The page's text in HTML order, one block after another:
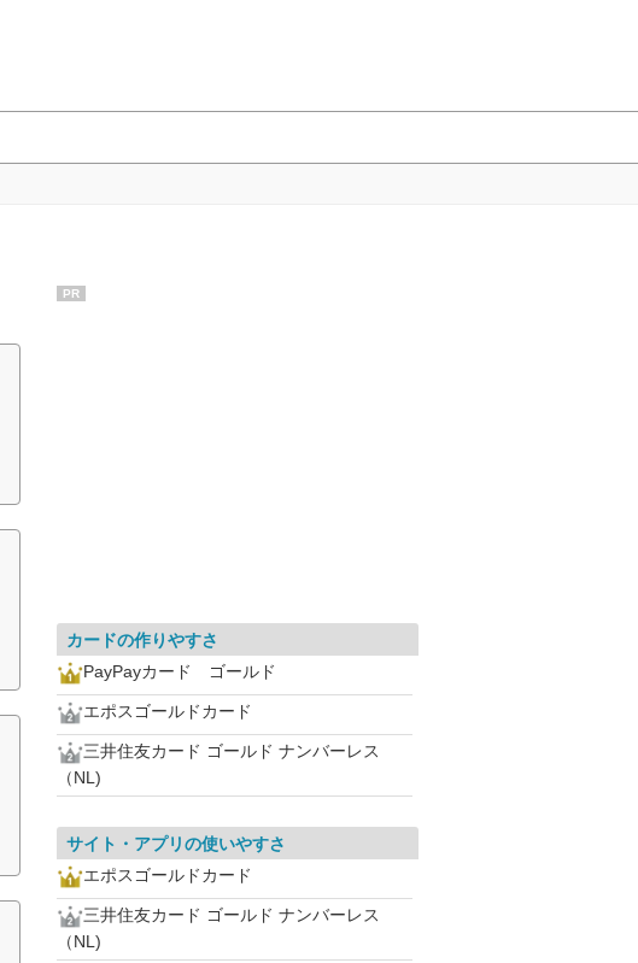
PR
カードの作りやすさ
PayPayカード ゴールド
エポスゴールドカード
三井住友カード ゴールド ナンバーレス
（NL)
サイト・アプリの使いやすさ
エポスゴールドカード
三井住友カード ゴールド ナンバーレス
（NL)